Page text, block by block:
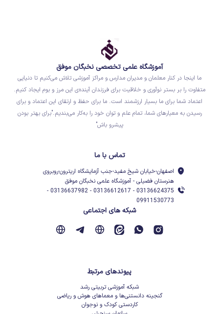
آموزشگاه علمی تخصصی نخبگان موفق
ما اینجا در کنار معلمان و مدیران مدارس و مراکز آموزشی تلاش می‌کنیم تا دنیایی
متفاوت را بر بستر نوآوری و خلاقیت برای فرزندان آینده‌ی این مرز و بوم ایجاد کنیم.
اعتماد شما برای ما بسیار ارزشمند است. ما برای حفظ و ارتقای این اعتماد و برای
رسیدن به معیارهای شما، تمام علم و توان خود را به‌کار می‌بندیم."برای بهتر بودن
پیشرو باش"
تماس با ما
اصفهان-خیابان شیخ مفید-جنب آزمایشگاه اریترون-روبروی
هنرستان فضیلی - آموزشگاه علمی نخبگان موفق
03136624375 - 03136612617 - 03136637982 -
09911530773
شبکه های اجتماعی
پیوندهای مرتبط
شبکه آموزشی تربیتی رشد
گنجینه دانستنی‌ها و معماهای هوش و ریاضی
کاردستی کودک و نوجوان